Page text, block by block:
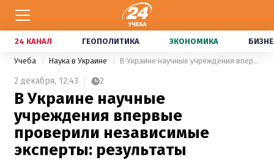
24 КАНАЛ ГЕОПОЛИТИКА ЭКОНОМИКА
Учеба Наука в Украине В Украине научные учреждения впервые проверили независимые эксперты: результаты
2 декабря, 12:43 2
В Украине научные
учреждения впервые
проверили независимые
эксперты: результаты